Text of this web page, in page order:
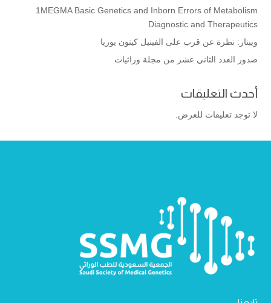
1MEGMA Basic Genetics and Inborn Errors of Metabolism
Diagnostic and Therapeutics
ويبنار: نظرة عن قرب على الفينيل كيتون يوريا
صدور العدد الثاني عشر من مجلة وراثيات
أحدث التعليقات
لا توجد تعليقات للعرض.